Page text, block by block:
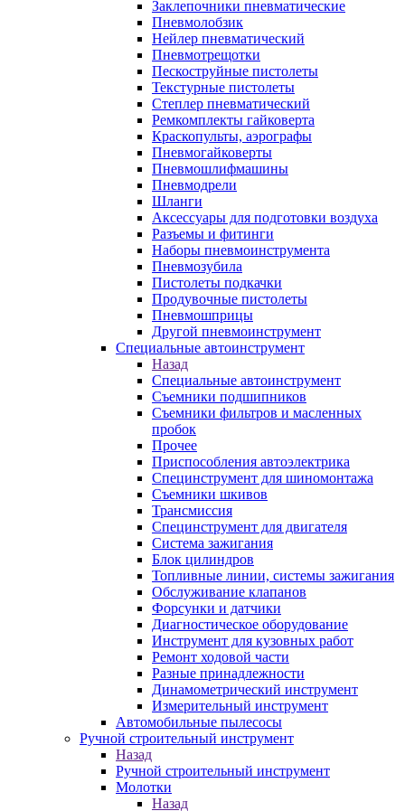
Заклепочники пневматические
Пневмолобзик
Нейлер пневматический
Пневмотрещотки
Пескоструйные пистолеты
Текстурные пистолеты
Степлер пневматический
Ремкомплекты гайковерта
Краскопульты, аэрографы
Пневмогайковерты
Пневмошлифмашины
Пневмодрели
Шланги
Аксессуары для подготовки воздуха
Разъемы и фитинги
Наборы пневмоинструмента
Пневмозубила
Пистолеты подкачки
Продувочные пистолеты
Пневмошприцы
Другой пневмоинструмент
Специальные автоинструмент
Назад
Специальные автоинструмент
Съемники подшипников
Съемники фильтров и масленных
пробок
Прочее
Приспособления автоэлектрика
Специнструмент для шиномонтажа
Съемники шкивов
Трансмиссия
Специнструмент для двигателя
Система зажигания
Блок цилиндров
Топливные линии, системы зажигания
Обслуживание клапанов
Форсунки и датчики
Диагностическое оборудование
Инструмент для кузовных работ
Ремонт ходовой части
Разные принадлежности
Динамометрический инструмент
Измерительный инструмент
Автомобильные пылесосы
Ручной строительный инструмент
Назад
Ручной строительный инструмент
Молотки
Назад